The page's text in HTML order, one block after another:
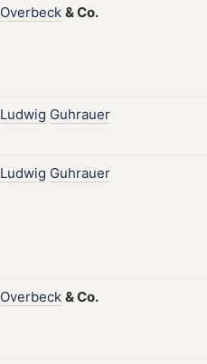
Overbeck &Co.
Ludwig Guhrauer
Ludwig Guhrauer
Overbeck &Co.